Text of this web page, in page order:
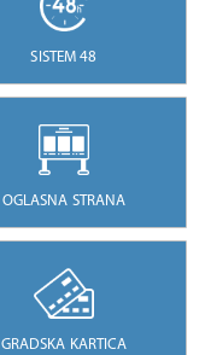
SISTEM 48
OGLASNA STRANA
GRADSKA KARTICA